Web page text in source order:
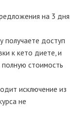
на 3 дня
получаете доступ
к кето диете, и
стоимость
исключение из
не